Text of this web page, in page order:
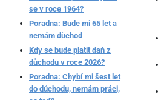
se v roce 1964?
Poradna: Bude mi 65 let a
nemám důchod
Kdy se bude platit daň z
důchodu v roce 2026?
Poradna: Chybí mi šest let
do důchodu, nemám práci,